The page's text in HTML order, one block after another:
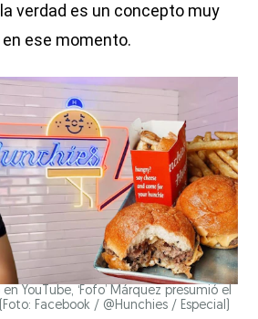
verdad es un concepto muy
ese momento.
YouTube, ‘Fofo’ Márquez presumió el
Facebook / @Hunchies / Especial)